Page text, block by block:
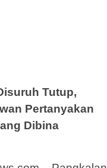
Tutup,
Pertanyakan
Dibina